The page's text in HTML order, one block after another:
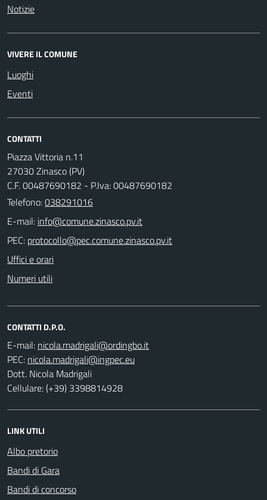
Notizie
VIVERE IL COMUNE
Luoghi
Eventi
CONTATTI
Piazza Vittoria n.11
27030 Zinasco (PV)
C.F. 00487690182 - P.Iva: 00487690182
Telefono:038291016
E-mail:
PEC:
Uffici e orari
Numeri utili
CONTATTI D.P.O.
E-mail:
PEC:
Dott. Nicola Madrigali
Cellulare: (+39) 3398814928
LINK UTILI
Albo pretorio
Bandi di Gara
Bandi di concorso